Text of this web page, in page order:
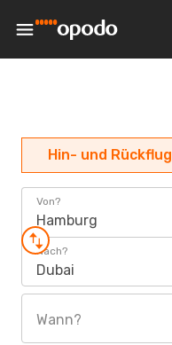
Hin- und Rückflug
Von?
Hamburg
Nach?
Dubai
Wann?